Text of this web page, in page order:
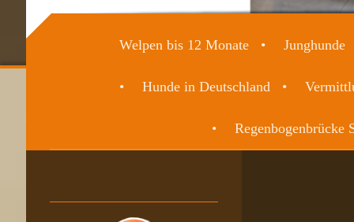
Welpen bis 12 Monate Junghunde
Hunde in Deutschland
Regenbogenbrücke